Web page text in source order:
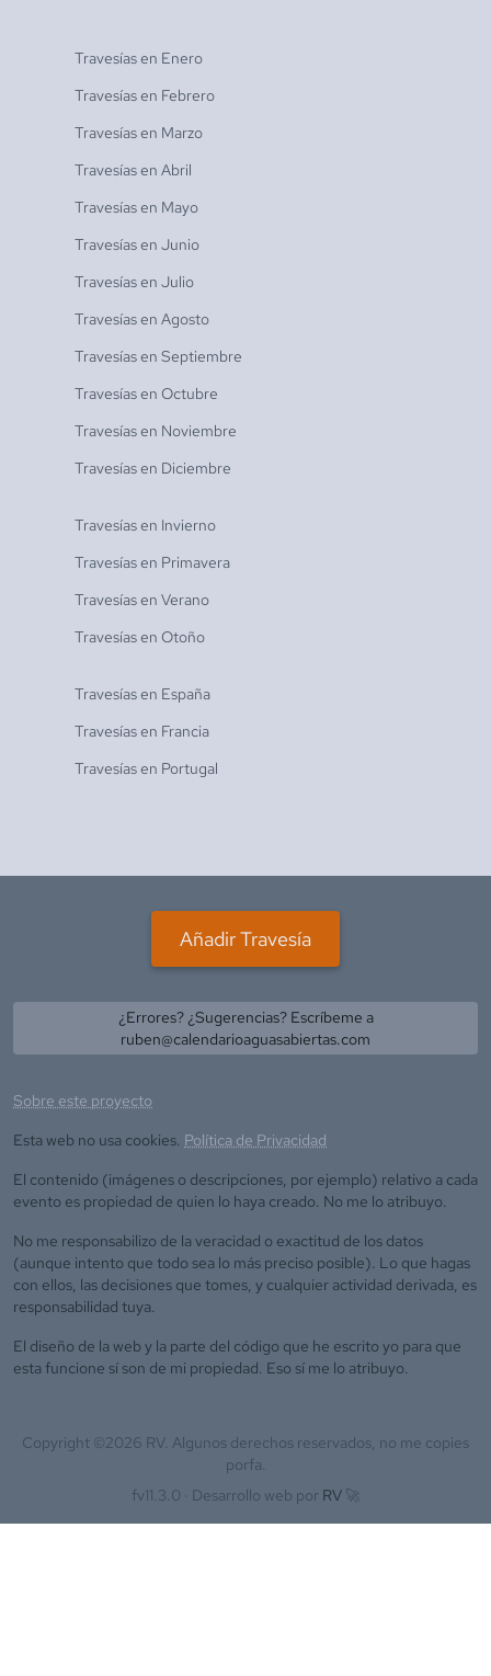
Travesías en Enero
Travesías en Febrero
Travesías en Marzo
Travesías en Abril
Travesías en Mayo
Travesías en Junio
Travesías en Julio
Travesías en Agosto
Travesías en Septiembre
Travesías en Octubre
Travesías en Noviembre
Travesías en Diciembre
Travesías en Invierno
Travesías en Primavera
Travesías en Verano
Travesías en Otoño
Travesías en España
Travesías en Francia
Travesías en Portugal
Añadir Travesía
¿Errores? ¿Sugerencias? Escríbeme a
ruben@calendarioaguasabiertas.com
Sobre este proyecto
Esta web no usa cookies. Política de Privacidad
El contenido (imágenes o descripciones, por ejemplo) relativo a cada
evento es propiedad de quien lo haya creado. No me lo atribuyo.
No me responsabilizo de la veracidad o exactitud de los datos
(aunque intento que todo sea lo más preciso posible). Lo que hagas
con ellos, las decisiones que tomes, y cualquier actividad derivada, es
responsabilidad tuya.
El diseño de la web y la parte del código que he escrito yo para que
esta funcione sí son de mi propiedad. Eso sí me lo atribuyo.
Copyright ©2026 RV. Algunos derechos reservados, no me copies
porfa.
fv11.3.0 · Desarrollo web por RV 🚀